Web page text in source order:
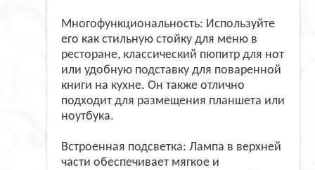
Многофункциональность: Используйте
его как стильную стойку для меню в
ресторане, классический пюпитр для нот
или удобную подставку для поваренной
книги на кухне. Он также отлично
подходит для размещения планшета или
ноутбука.
Встроенная подсветка: Лампа в верхней
части обеспечивает мягкое и